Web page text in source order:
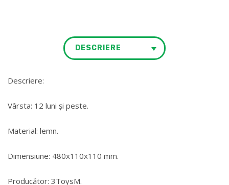
DESCRIERE
Descriere:
Vârsta: 12 luni și peste.
Material: lemn.
Dimensiune: 480x110x110 mm.
Producător: 3ToysM.